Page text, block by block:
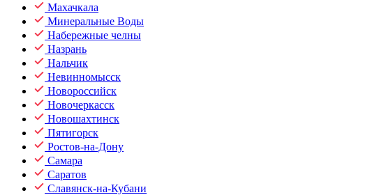
Махачкала
Минеральные Воды
Набережные челны
Назрань
Нальчик
Невинномысск
Новороссийск
Новочеркасск
Новошахтинск
Пятигорск
Ростов-на-Дону
Самара
Саратов
Славянск-на-Кубани